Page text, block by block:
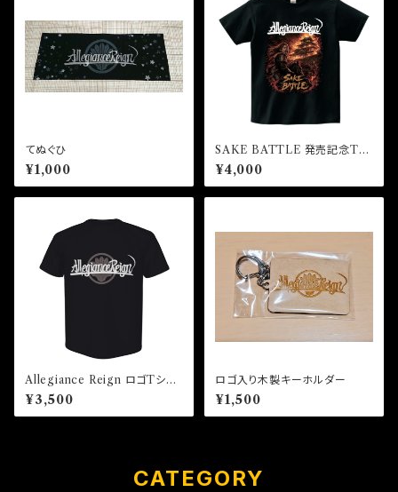
てぬぐひ
¥1,000
SAKE BATTLE 発売記念Tシ
ャツ
¥4,000
Allegiance Reign ロゴTシャ
ツ
¥3,500
ロゴ入り木製キーホルダー
¥1,500
CATEGORY